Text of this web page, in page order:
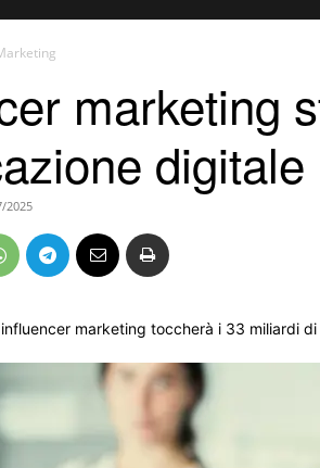
digitale
2025
marketing toccherà i 33 miliardi